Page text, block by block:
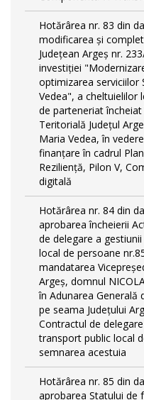
Hotărârea nr. 83 din
modificarea și
Județean Argeș nr.
investiției
optimizarea serviciilor
Vedea", a cheltuielilor
de parteneriat
Teritorială Județul
Maria Vedea, în
finanțare în cadrul
Reziliență, Pilon V,
digitală
Hotărârea nr. 84 din
aprobarea încheierii
de delegare a
local de persoane
mandatarea
Argeș, domnul
în Adunarea Generală
pe seama Județului
Contractul de
transport public local
semnarea acestuia
Hotărârea nr. 85 din
aprobarea Statului de